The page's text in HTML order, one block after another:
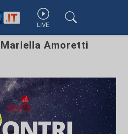
LIVE
Amoretti